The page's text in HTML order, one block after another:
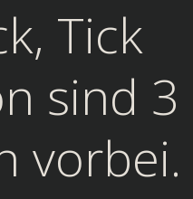
Tick
sind 3
vorbei.